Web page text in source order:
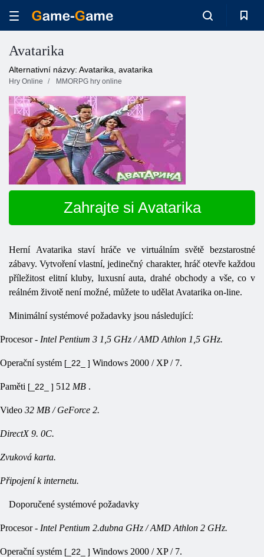
Avatarika
Alternativní názvy: Avatarika, avatarika
Hry Online MMORPG hry online
Zahrajte si Avatarika
Herní Avatarika staví hráče ve virtuálním světě bezstarostné
zábavy. Vytvoření vlastní, jedinečný charakter, hráč otevře každou
příležitost elitní kluby, luxusní auta, drahé obchody a vše, co v
reálném životě není možné, můžete to udělat Avatarika on-line.
Minimální systémové požadavky jsou následující:
Procesor- Intel Pentium 3 1,5 GHz / AMD Athlon 1,5 GHz.
Operační systém [_22_ ] Windows 2000 / XP / 7.
Paměti [_22_ ] 512 MB .
Video 32 MB / GeForce 2.
DirectX 9. 0C.
Zvuková karta.
Připojení k internetu.
Doporučené systémové požadavky
Procesor- Intel Pentium 2.dubna GHz / AMD Athlon 2 GHz.
Operační systém [_22_ ] Windows 2000 / XP / 7.